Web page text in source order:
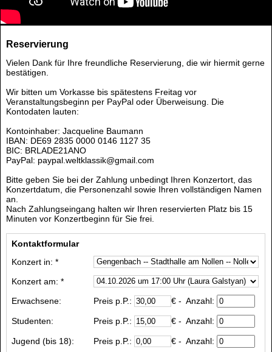
Reservierung
Vielen Dank für Ihre freundliche Reservierung, die wir hiermit gerne
bestätigen.
Wir bitten um Vorkasse bis spätestens Freitag vor
Veranstaltungsbeginn per PayPal oder Überweisung. Die
Kontodaten lauten:
Kontoinhaber: Jacqueline Baumann
IBAN: DE69 2835 0000 0146 1127 35
BIC: BRLADE21ANO
PayPal: paypal.weltklassik@gmail.com
Bitte geben Sie bei der Zahlung unbedingt Ihren Konzertort, das
Konzertdatum, die Personenzahl sowie Ihren vollständigen Namen
an.
Nach Zahlungseingang halten wir Ihren reservierten Platz bis 15
Minuten vor Konzertbeginn für Sie frei.
Kontaktformular
Konzert in: *
Konzert am: *
Erwachsene:
Preis p.P.: € - Anzahl:
Studenten: Preis p.P.: € - Anzahl:
Jugend (bis 18): Preis p.P.: € - Anzahl: